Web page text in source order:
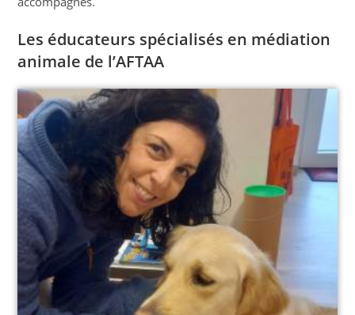
Les éducateurs spécialisés en médiation
animale de l’AFTAA